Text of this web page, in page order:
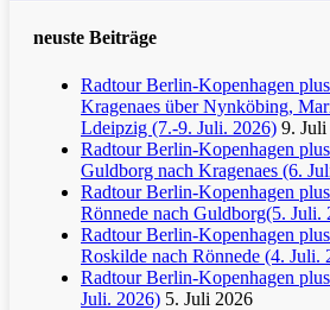
neuste Beiträge
Radtour Berlin-Kopenhagen
Kragenaes über Nynköbing,
Ldeipzig (7.-9. Juli. 2026) 9.
Radtour Berlin-Kopenhagen
Guldborg nach Kragenaes (6.
Radtour Berlin-Kopenhagen
Rönnede nach Guldborg(5. Juli.
Radtour Berlin-Kopenhagen
Roskilde nach Rönnede (4. Juli.
Radtour Berlin-Kopenhagen
Juli. 2026) 5. Juli 2026